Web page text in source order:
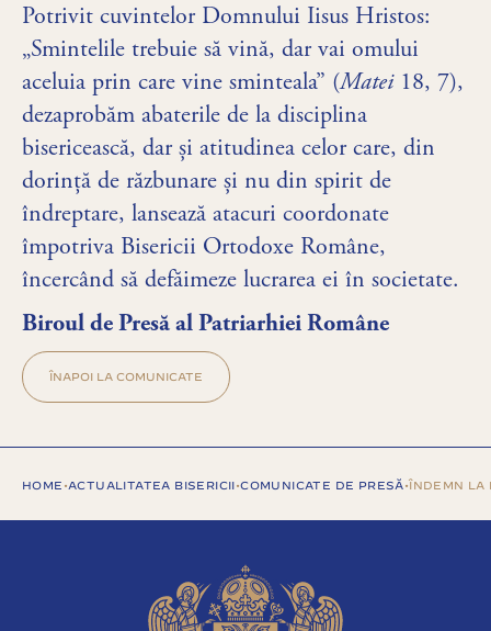
Potrivit cuvintelor Domnului Iisus Hristos:
„Smintelile trebuie să vină, dar vai omului
aceluia prin care vine sminteala” (Matei18, 7),
dezaprobăm abaterile de la disciplina
bisericească, dar şi atitudinea celor care, din
dorință de răzbunare și nu din spirit de
îndreptare, lansează atacuri coordonate
împotriva Bisericii Ortodoxe Române,
încercând să defăimeze lucrarea ei în societate.
Biroul de Presă al Patriarhiei Române
ÎNAPOI LA COMUNICATE
HOME•ACTUALITATEA BISERICII•COMUNICATE DE PRESĂ•ÎNDEMN LA